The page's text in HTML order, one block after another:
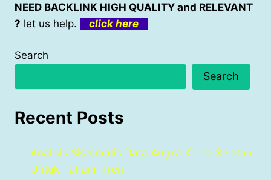
NEED BACKLINK HIGH QUALITY and RELEVANT
? let us help. click here
Search
Search
Recent Posts
Analisis Sistematis Data Angka Korea Selatan
Untuk Pahami Tren